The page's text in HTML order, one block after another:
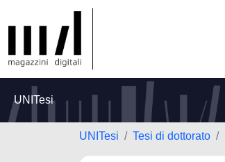
UNITesi
UNITesi Tesi di dottorato